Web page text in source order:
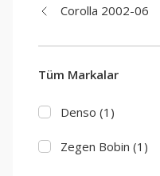
Corolla 2002-06
Tüm Markalar
Denso (1)
Zegen Bobin (1)